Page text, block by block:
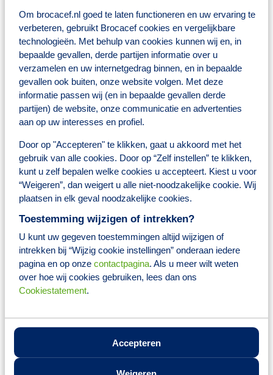
Om brocacef.nl goed te laten functioneren en uw ervaring te
verbeteren, gebruikt Brocacef cookies en vergelijkbare
technologieën. Met behulp van cookies kunnen wij en, in
bepaalde gevallen, derde partijen informatie over u
verzamelen en uw internetgedrag binnen, en in bepaalde
gevallen ook buiten, onze website volgen. Met deze
informatie passen wij (en in bepaalde gevallen derde
partijen) de website, onze communicatie en advertenties
aan op uw interesses en profiel.
Door op "Accepteren" te klikken, gaat u akkoord met het
gebruik van alle cookies. Door op “Zelf instellen” te klikken,
kunt u zelf bepalen welke cookies u accepteert. Kiest u voor
“Weigeren”, dan weigert u alle niet-noodzakelijke cookie. Wij
plaatsen in elk geval noodzakelijke cookies.
Toestemming wijzigen of intrekken?
U kunt uw gegeven toestemmingen altijd wijzigen of
intrekken bij “Wijzig cookie instellingen” onderaan iedere
pagina en op onze contactpagina. Als u meer wilt weten
over hoe wij cookies gebruiken, lees dan ons
Cookiestatement.
Accepteren
betekenen voor onze cliënten.
Ons team bestaat uit betrokken, enthousiaste en flexibele collega’s
die meebewegen met de dynamiek van de huidige zorgmarkt.
Binnen dit team krijg jij alle ruimte om jezelf verder te ontwikkelen
en te groeien op verschillende vlakken: van patiëntbegeleiding en
consulten, baxterzorg, reizigersvaccinaties en advies over
dermacosmetica, tot lifestyle-ondersteuning.
Nieuwe uitdagingen? Die gaan we niet uit de weg! We staan altijd
open voor frisse ideeën en kansen om onze zorg nog beter te maken.
Bij BENU Apotheek Laan op Zuid maak jij dagelijks het verschil
voor onze patiënten én voor jezelf.
Wat jij hiervoor terugkrijgt:
Een salaris tussen de 2694,- en 3745,- euro (afhankelijk van
kennis en ervaring en op basis van een 36-urige werkweek)
25 vakantiedagen op basis van 36-urige werkweek
Pensioenregeling
Collectieve verzekeringen
8% vakantiegeld
Reiskostenvergoeding
Toegang tot het Brocacef Ontwikkelplein; een zeer groot
(online) trainings- en opleidingsaanbod voor jouw
persoonlijke ontwikkeling
door allerlei activiteiten
4% eindejaarsuitkering conform CAO Apotheken